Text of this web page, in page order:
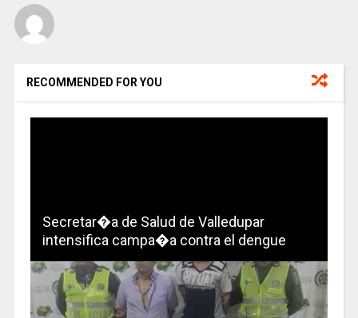
RECOMMENDED FOR YOU
Secretar�a de Salud de Valledupar
intensifica campa�a contra el dengue